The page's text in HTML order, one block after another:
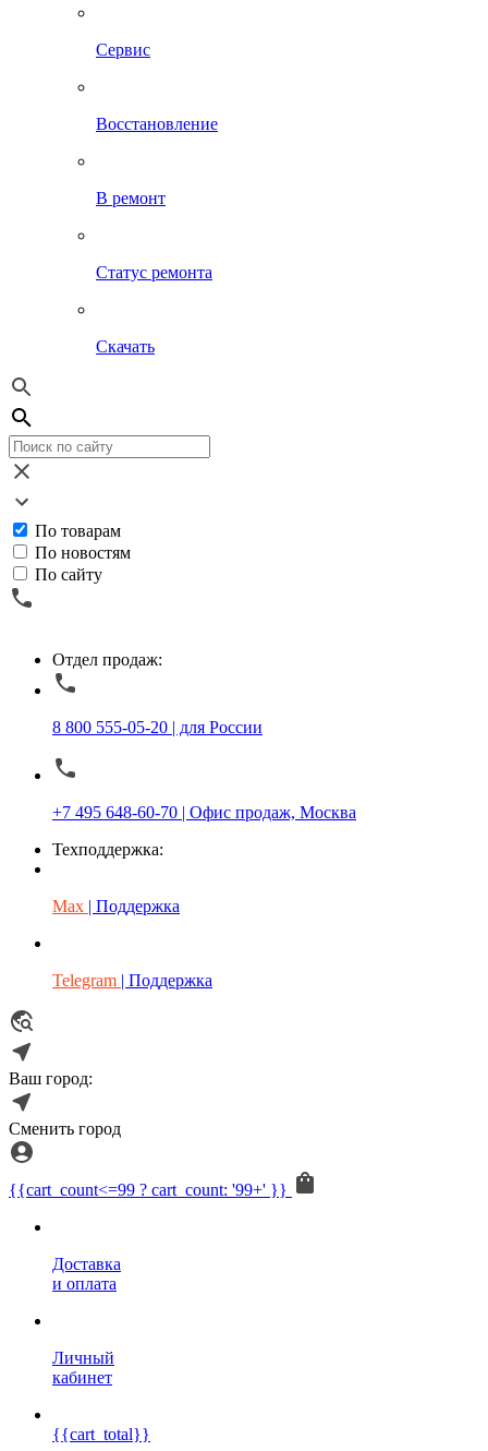
Сервис
Восстановление
В ремонт
Статус ремонта
Скачать
По товарам
По новостям
По сайту
Отдел продаж:
8 800 555-05-20 | для России
+7 495 648-60-70 | Офис продаж, Москва
Техподдержка:
Max | Поддержка
Telegram | Поддержка
Ваш город:
Сменить город
{{cart_count<=99 ? cart_count: '99+' }}
Доставка
и оплата
Личный
кабинет
{{cart_total}}